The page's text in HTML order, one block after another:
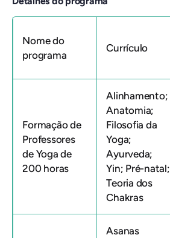
Nome do
programa
Currículo
Formação de
Professores
de Yoga de
200 horas
Alinhamento;
Anatomia;
Filosofia da
Yoga;
Ayurveda;
Yin; Pré-natal;
Teoria dos
Chakras
Asanas